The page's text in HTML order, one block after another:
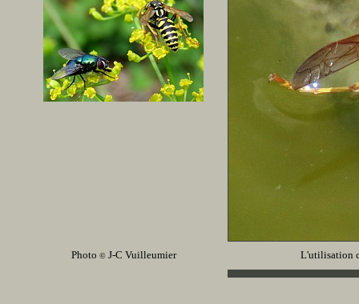
Photo © J-C Vuilleumier L'utilisation